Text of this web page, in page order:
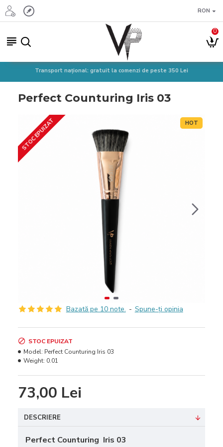
RON
0
Transport național: gratuit la comenzi de peste 350 Lei
Perfect Counturing Iris 03
HOT
STOC EPUIZAT
Bazată pe 10 note. - Spune-ţi opinia
73,00 Lei
STOC EPUIZAT
Model: Perfect Counturing Iris 03
Weight: 0.01
DESCRIERE
Perfect Counturing Iris 03